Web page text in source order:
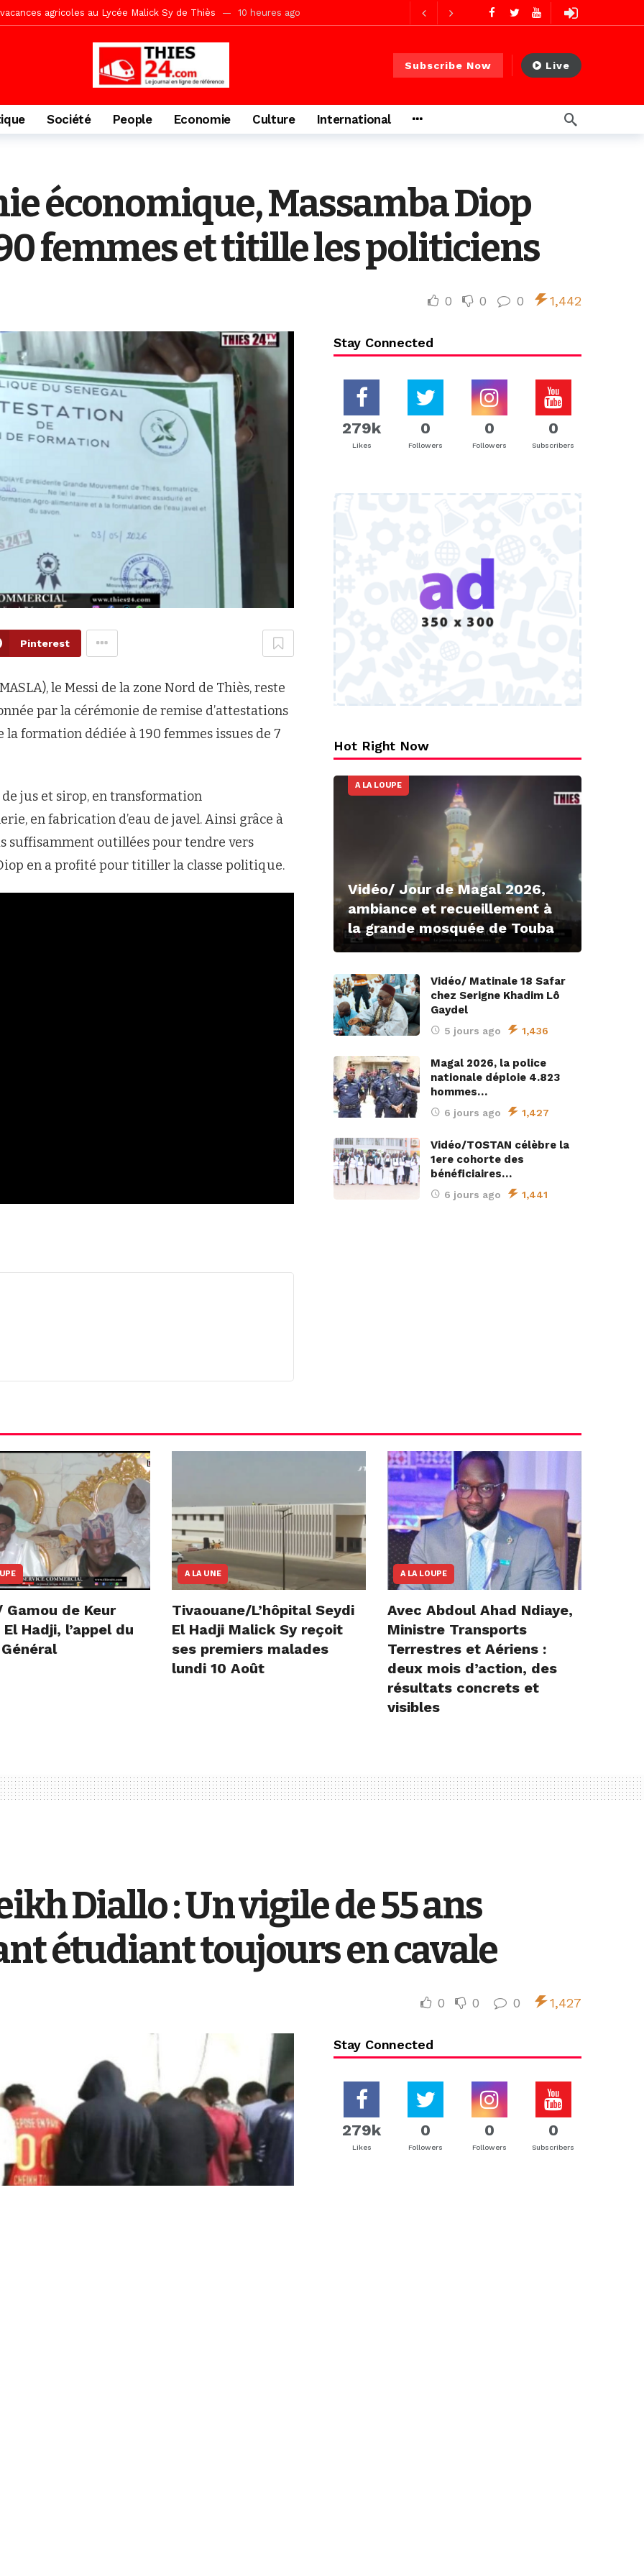
agricoles au Lycée Malick Sy de Thiès 10 heures ago
bénéficiaires de non-lieu et des prévenus renvoyés en procès
9.651 passagers, l’équivalent de 600 minibus
de Thiès, du dernier train en provenance de Touba 1 jour ago
l’initiateur du kurel 18 Safar a péri dans un accident 1 jour ago
Nimzath Thiès, mesures annoncées pour une réussite 1 jour ago
des populations de Pambal 3 heures ago
Subscribe Now Live
Société People Economie Culture International
économique, Massamba Diop
femmes et titille les politiciens
0 0 0 1,442
Pinterest
le Messi de la zone Nord de Thiès, reste
par la cérémonie de remise d’attestations
formation dédiée à 190 femmes issues de 7
jus et sirop, en transformation
en fabrication d’eau de javel. Ainsi grâce à
suffisamment outillées pour tendre vers
en a profité pour titiller la classe politique.
Stay Connected
279k
Likes
0
Followers
0
Followers
0
Subscribers
Hot Right Now
A LA LOUPE
Vidéo/ Jour de Magal 2026,
ambiance et recueillement à
la grande mosquée de Touba
Vidéo/ Matinale 18 Safar
chez Serigne Khadim Lô
Gaydel
5 jours ago 1,436
Magal 2026, la police
nationale déploie 4.823
hommes…
6 jours ago 1,427
Vidéo/TOSTAN célèbre la
1ere cohorte des
bénéficiaires…
6 jours ago 1,441
Gamou de Keur
Hadji, l’appel du
A LA UNE
Tivaouane/L’hôpital Seydi
El Hadji Malick Sy reçoit
ses premiers malades
lundi 10 Août
A LA LOUPE
Avec Abdoul Ahad Ndiaye,
Ministre Transports
Terrestres et Aériens :
deux mois d’action, des
résultats concrets et
visibles
Diallo : Un vigile de 55 ans
étudiant toujours en cavale
0 0 0 1,427
Stay Connected
279k
Likes
0
Followers
0
Followers
0
Subscribers